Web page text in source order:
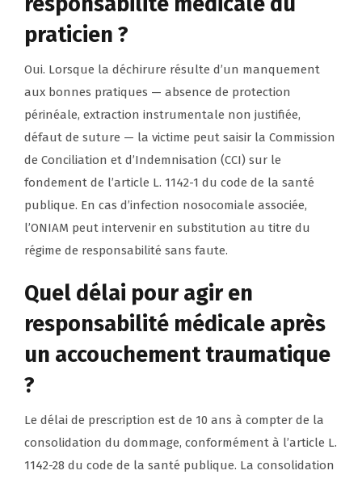
praticien ?
Oui. Lorsque la déchirure résulte d’un manquement
aux bonnes pratiques — absence de protection
périnéale, extraction instrumentale non justifiée,
défaut de suture — la victime peut saisir la Commission
de Conciliation et d’Indemnisation (CCI) sur le
fondement de l’article L. 1142-1 du code de la santé
publique. En cas d’infection nosocomiale associée,
l’ONIAM peut intervenir en substitution au titre du
régime de responsabilité sans faute.
Quel délai pour agir en
responsabilité médicale après
un accouchement traumatique
?
Le délai de prescription est de 10 ans à compter de la
consolidation du dommage, conformément à l’article L.
1142-28 du code de la santé publique. La consolidation